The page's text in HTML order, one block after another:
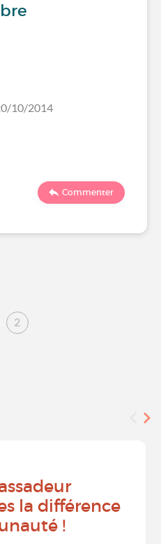
10/2014
Commenter
2
la différence
!